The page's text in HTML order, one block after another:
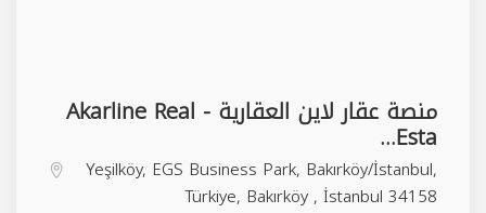
منصة عقار لاين العقارية - Akarline Real
Esta...
Yeşilköy, EGS Business Park, Bakırköy/İstanbul,
Türkiye, Bakırköy, İstanbul 34158